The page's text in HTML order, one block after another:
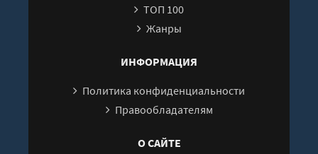
ТОП 100
Жанры
ИНФОРМАЦИЯ
Политика конфиденциальности
Правообладателям
О САЙТЕ